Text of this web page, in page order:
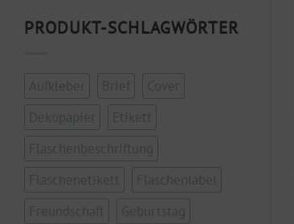
PRODUKT-SCHLAGWÖRTER
Aufkleber Brief
Cover
Dekopapier
Etikett
Flaschenbeschriftung
Flaschenetikett
Flaschenlabel
Freundschaft
Geburtstag